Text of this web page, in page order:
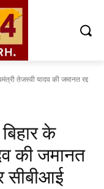
तेजस्वी यादव की जमानत रद्द
के
की जमानत
सीबीआई